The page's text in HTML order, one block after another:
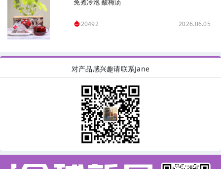
免煮冷泡 酸梅汤
20492 2026.06.05
对产品感兴趣请联系Jane